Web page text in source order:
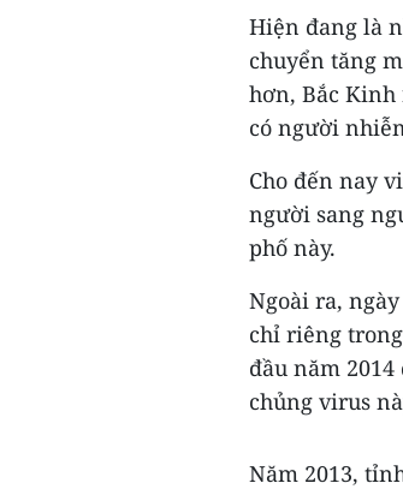
Hiện đang là
chuyển tăng
hơn, Bắc
có người
Cho đến nay
người sang
phố này.
Ngoài ra,
chỉ riêng
đầu năm
chủng virus
Năm 2013,